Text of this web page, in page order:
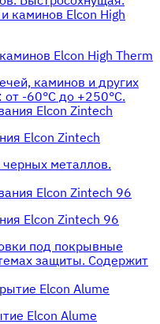
Elcon High Therm
каминов и других
от -60°С до +250°С.
Elcon Zintech
металлов.
Elcon Zintech 96
под покрывные
защиты. Cодержит
Elcon Alume